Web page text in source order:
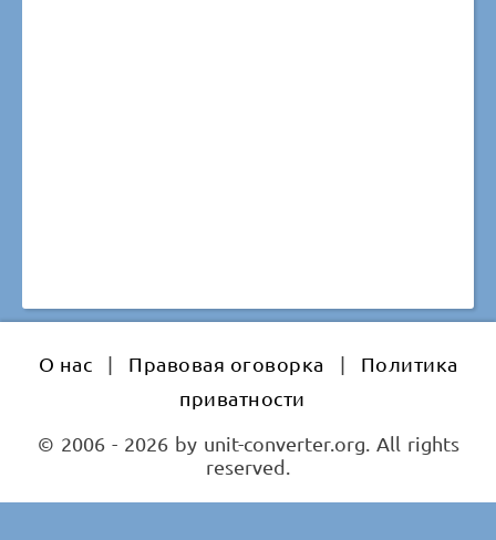
О нас | Правовая оговорка |
Политика
приватности
© 2006 - 2026 by unit-converter.org. All rights
reserved.